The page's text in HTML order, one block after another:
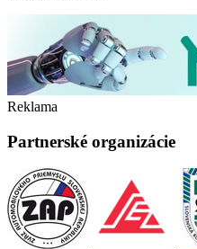
Reklama
Partnerské organizácie